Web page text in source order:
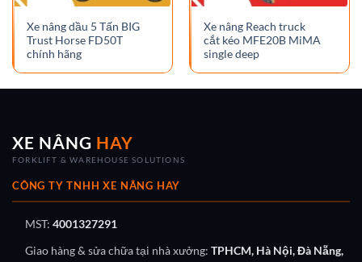
Xe nâng dầu 5 Tấn BIG
Trust Horse FD50T
chính hãng
Xe nâng Reach truck
cắt kéo MFE20B MiMA
single deep
XE NÂNG HAY
FORKLIFT & WAREHOUSE SOLUTIONS
CÔNG TY TNHH XE NÂNG HAY
MST: 4001327291
Giao hàng & sửa chữa tại nhà xưởng: TPHCM, Hà Nội, Đà Nẵng,